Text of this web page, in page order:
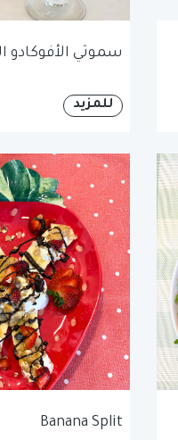
سموثي الأفوكادو
للمزيد
Banana Split